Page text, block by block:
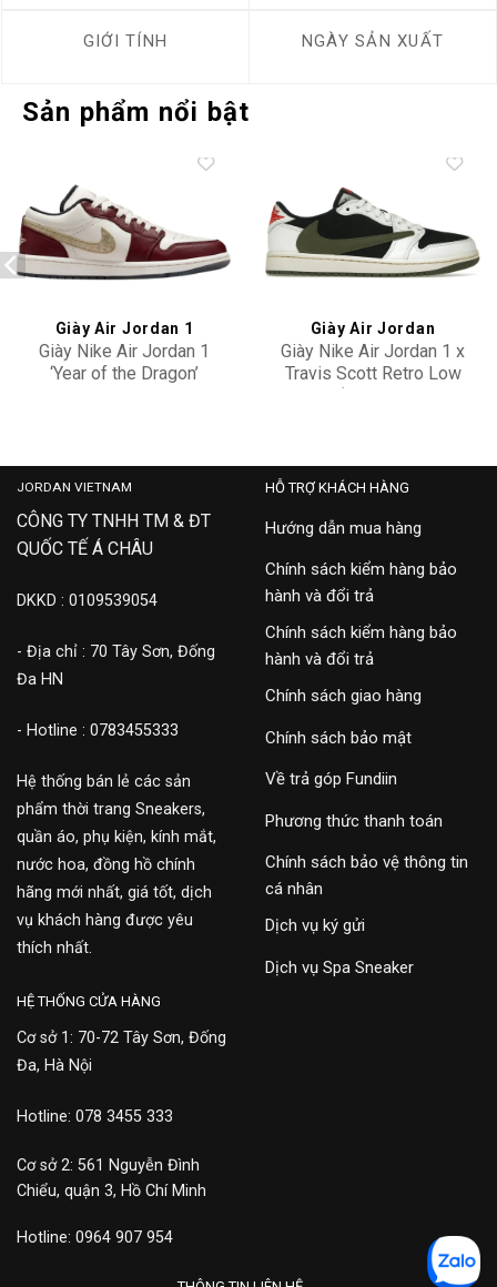
GIỚI TÍNH NGÀY SẢN XUẤT
Sản phẩm nổi bật
Add to
wishlist
Giày Air Jordan 1
Giày Nike Air Jordan 1
‘Year of the Dragon’
Add to
wishlist
Giày Air Jordan
Giày Nike Air Jordan 1 x
Travis Scott Retro Low
OG SP ‘Olive’ DZ4137-
JORDAN VIETNAM
CÔNG TY TNHH TM & ĐT
QUỐC TẾ Á CHÂU
DKKD : 0109539054
- Địa chỉ : 70 Tây Sơn, Đống
Đa HN
- Hotline : 0783455333
Hệ thống bán lẻ các sản
phẩm thời trang Sneakers,
quần áo, phụ kiện, kính mắt,
nước hoa, đồng hồ chính
hãng mới nhất, giá tốt, dịch
vụ khách hàng được yêu
thích nhất.
HỖ TRỢ KHÁCH HÀNG
Hướng dẫn mua hàng
Chính sách kiểm hàng bảo
hành và đổi trả
Chính sách kiểm hàng bảo
hành và đổi trả
Chính sách giao hàng
Chính sách bảo mật
Về trả góp Fundiin
Phương thức thanh toán
Chính sách bảo vệ thông tin
cá nhân
Dịch vụ ký gửi
Dịch vụ Spa Sneaker
HỆ THỐNG CỬA HÀNG
Cơ sở 1: 70-72 Tây Sơn, Đống
Đa, Hà Nội
Hotline: 078 3455 333
Cơ sở 2: 561 Nguyễn Đình
Chiểu, quận 3, Hồ Chí Minh
Hotline: 0964 907 954